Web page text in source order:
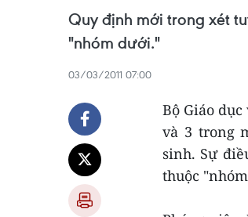
Quy định mới trong xét
"nhóm dưới."
03/03/2011 07:00
Bộ Giáo
và 3 trong
sinh. Sự
thuộc